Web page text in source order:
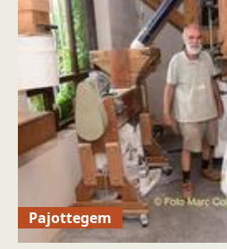
Pajottegem